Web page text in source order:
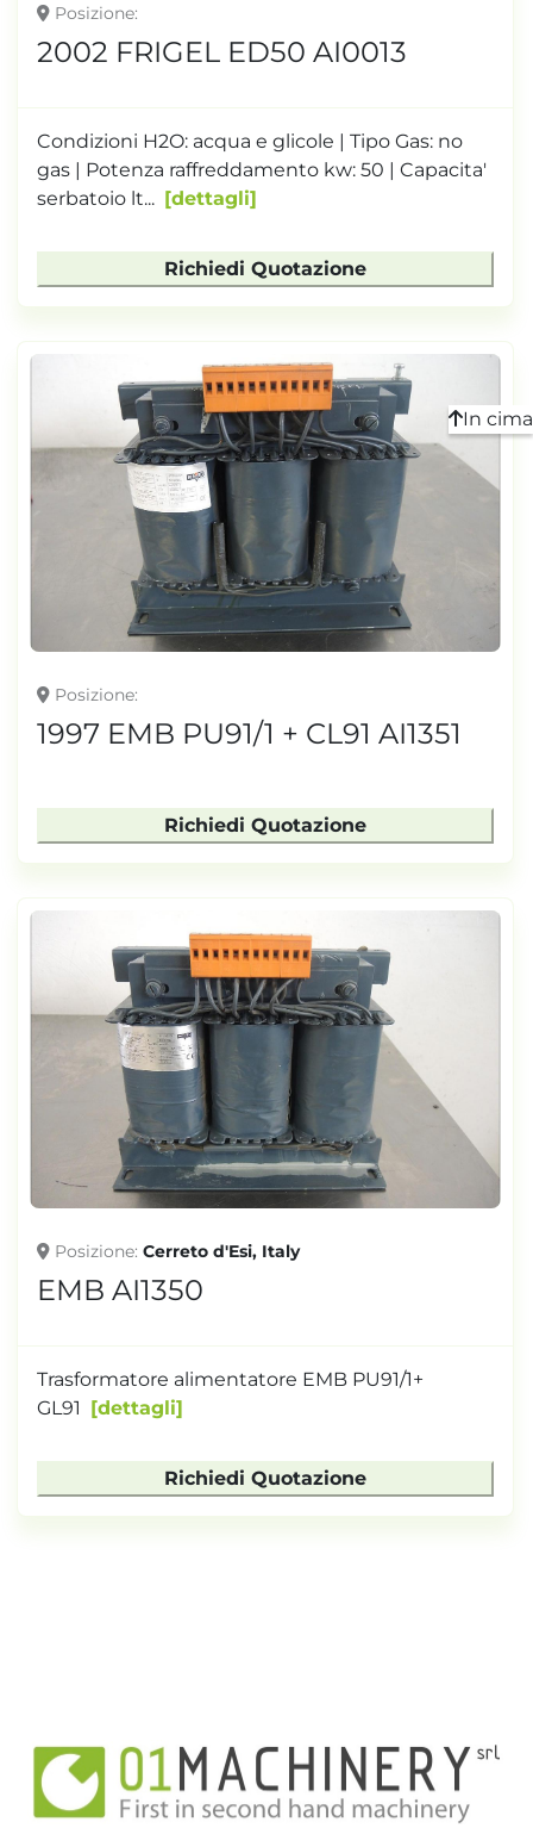
Posizione
2002 FRIGEL ED50 AI0013
Condizioni H2O: acqua e glicole | Tipo Gas: no
gas | Potenza raffreddamento kw: 50 | Capacita'
serbatoio lt...
dettagli
Richiedi Quotazione
Posizione
1997 EMB PU91/1 + CL91 AI1351
Richiedi Quotazione
Posizione Cerreto d'Esi, Italy
EMB AI1350
Trasformatore alimentatore EMB PU91/1+
GL91
dettagli
Richiedi Quotazione
In cima